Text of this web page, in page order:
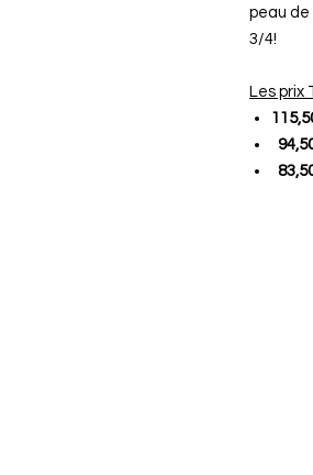
peau
3/4!
Les prix